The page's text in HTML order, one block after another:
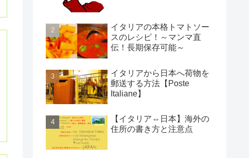
イタリアの本格トマトソー
スのレシピ！～マンマ直
伝！長期保存可能～
イタリアから日本へ荷物を
郵送する方法【Poste
Italiane】
【イタリア⇔日本】海外の
住所の書き方と注意点